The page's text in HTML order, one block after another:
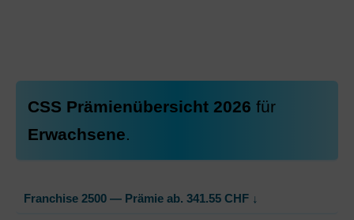
CSS Prämienübersicht 2026 für
Erwachsene.
Franchise 2500 — Prämie ab. 341.55 CHF ↓